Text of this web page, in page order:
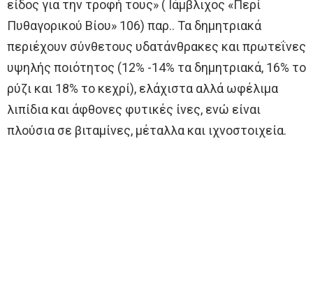
είδος για την τροφή τους» ( Ιάμβλιχος «Περί
Πυθαγορικού Βίου» 106) παρ.. Τα δημητριακά
περιέχουν σύνθετους υδατάνθρακες και πρωτεΐνες
υψηλής ποιότητος (12% -14% τα δημητριακά, 16% το
ρύζι και 18% το κεχρί), ελάχιστα αλλά ωφέλιμα
λιπίδια και άφθονες φυτικές ίνες, ενώ είναι
πλούσια σε βιταμίνες, μέταλλα και ιχνοστοιχεία.